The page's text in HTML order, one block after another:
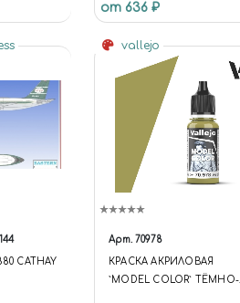
от 636 ₽
CATHAY
vallejo
Арт. 70978
КРАСКА АКРИЛОВАЯ
`MODEL COLOR` ТЁМНО-